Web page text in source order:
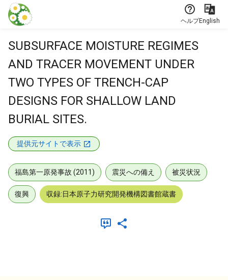
本文に飛ぶ
ヘルプEnglish
SUBSURFACE MOISTURE REGIMES
AND TRACER MOVEMENT UNDER
TWO TYPES OF TRENCH-CAP
DESIGNS FOR SHALLOW LAND
BURIAL SITES.
提供元サイトで表示
福島第一原発事故 (2011) 震災への備え 被災状況
復興 収録:日本原子力研究開発機構図書館蔵書